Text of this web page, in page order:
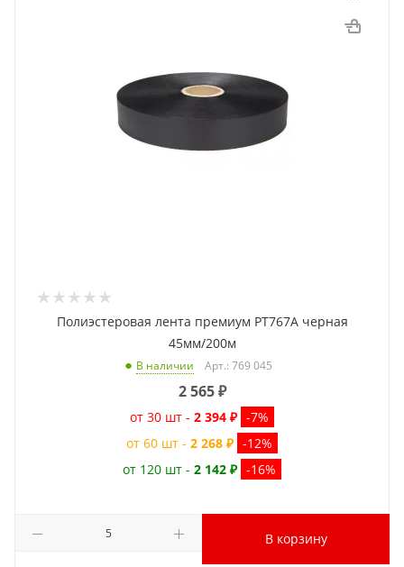
Полиэстеровая лента премиум PT767A черная
45мм/200м
В наличии Арт.: 769 045
2 565₽
от 30 шт - 2 394 ₽ -7%
от 60 шт - 2 268 ₽ -12%
от 120 шт - 2 142 ₽ -16%
В корзину